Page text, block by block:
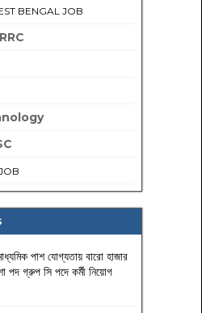
BENGAL JOB
পাশ যোগ্যতায় বারো হাজার
পদ গ্রুপ সি পদে কর্মী নিয়োগ